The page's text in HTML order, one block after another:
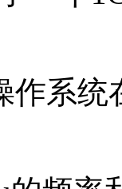
作系